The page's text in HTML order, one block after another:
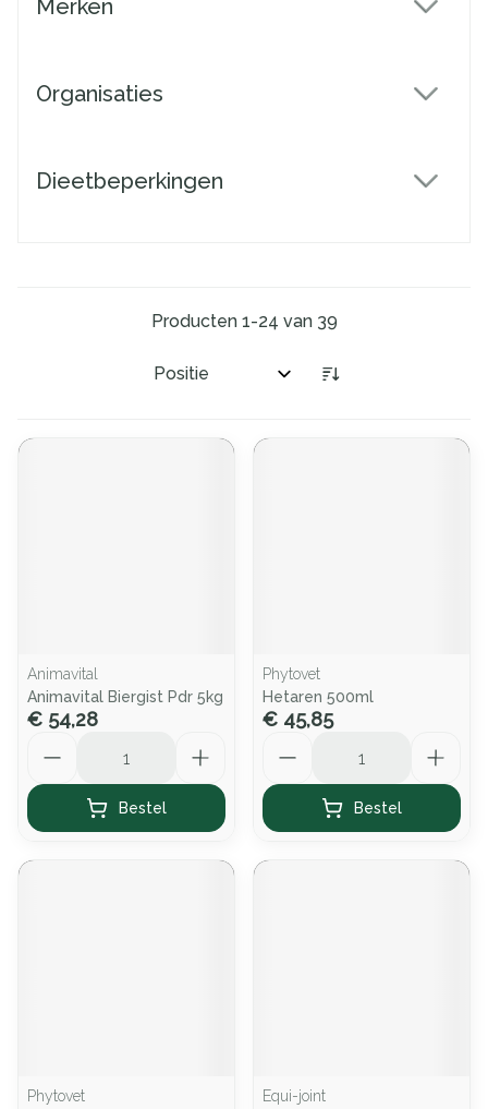
Merken
Organisaties
Dieetbeperkingen
Producten 1-24 van 39
Sorteer op:
Animavital
Animavital Biergist Pdr 5kg
€ 54,28
Bestel
Phytovet
Hetaren 500ml
€ 45,85
Bestel
Phytovet
Equi-joint